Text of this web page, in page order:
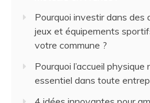
Pourquoi investir dans des
jeux et équipements
votre commune ?
Pourquoi l’accueil physique
essentiel dans toute